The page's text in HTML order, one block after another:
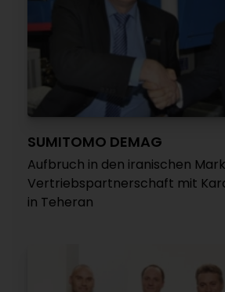
SUMITOMO DEMAG
Aufbruch in den iranischen
Vertriebspartnerschaft mit
in Teheran